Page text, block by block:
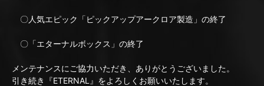
〇人気エピック「ピックアップアークロア製造」の終了
〇「エターナルボックス」の終了
メンテナンスにご協力いただき、ありがとうございました。
引き続き『ETERNAL』をよろしくお願いいたします。